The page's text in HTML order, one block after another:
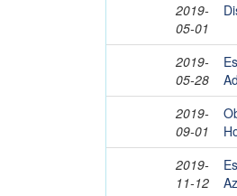
2019-
05-01
2019-
05-28
2019-
09-01
2019-
11-12